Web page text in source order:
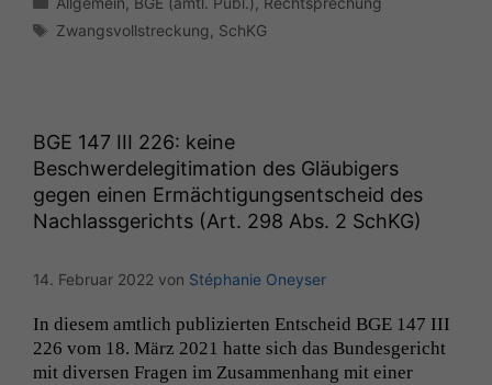
Schlagwörter
Zwangsvollstreckung SchKG
BGE 147 III 226: keine
Beschwerdelegitimation des Gläubigers
gegen einen Ermächtigungsentscheid des
Nachlassgerichts (Art. 298 Abs. 2 SchKG)
14. Februar 2022 von Stéphanie Oneyser
In diesem amtlich pub­lizierten Entscheid BGE 147 III
226 vom 18. März 2021 hat­te sich das Bun­des­gericht
mit diversen Fra­gen im Zusam­men­hang mit ein­er